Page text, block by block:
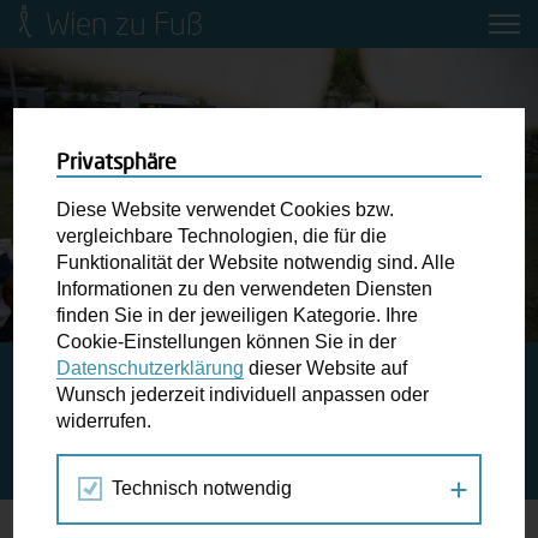
Wien zu Fuß
Mobilitätsbildung für Kinder und
Jugendliche
Ringstraße-Neugestaltung
Wiener Fußwegekarte
Newsletter abonnieren
Wunschbox
der Ampel ...
Geh-Café. Bei Spaziergängen Wiens
Grätzl entdecken.
Privatsphäre
Diese Website verwendet Cookies bzw.
vergleichbare Technologien, die für die
Funktionalität der Website notwendig sind. Alle
Informationen zu den verwendeten Diensten
finden Sie in der jeweiligen Kategorie. Ihre
Cookie-Einstellungen können Sie in der
Datenschutzerklärung dieser Website auf
Wunsch jederzeit individuell anpassen oder
widerrufen.
Technisch notwendig